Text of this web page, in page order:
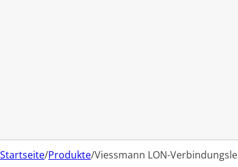
Startseite/Produkte/Viessmann LON-